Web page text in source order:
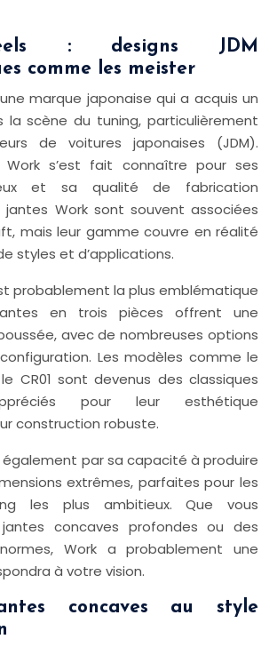
: designs JDM
comme les meister
marque japonaise qui a acquis un
scène du tuning, particulièrement
de voitures japonaises (JDM).
Work s’est fait connaître pour ses
et sa qualité de fabrication
jantes Work sont souvent associées
mais leur gamme couvre en réalité
styles et d’applications.
probablement la plus emblématique
en trois pièces offrent une
avec de nombreuses options
Les modèles comme le
CR01 sont devenus des classiques
pour leur esthétique
construction robuste.
également par sa capacité à produire
extrêmes, parfaites pour les
les plus ambitieux. Que vous
concaves profondes ou des
Work a probablement une
à votre vision.
concaves au style